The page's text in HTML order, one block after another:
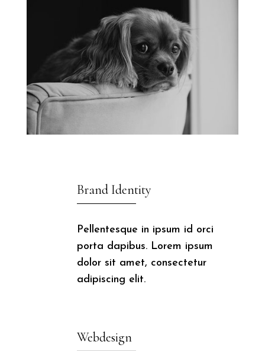
Brand Identity
Pellentesque in ipsum id orci
porta dapibus. Lorem ipsum
dolor sit amet, consectetur
adipiscing elit.
Webdesign